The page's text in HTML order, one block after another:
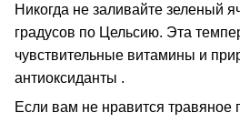
Никогда не заливайте зеленый
градусов по Цельсию. Эта
чувствительные витамины и
антиоксиданты .
Если вам не нравится травяное